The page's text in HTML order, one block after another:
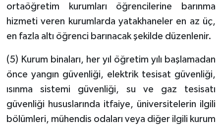
ortaöğretim kurumları öğrencilerine barınma
hizmeti veren kurumlarda yatakhaneler en az üç,
en fazla altı öğrenci barınacak şekilde düzenlenir.
(5) Kurum binaları, her yıl öğretim yılı başlamadan
önce yangın güvenliği, elektrik tesisat güvenliği,
ısınma sistemi güvenliği, su ve gaz tesisatı
güvenliği hususlarında itfaiye, üniversitelerin ilgili
bölümleri, mühendis odaları veya diğer ilgili kurum